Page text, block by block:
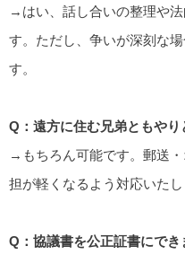
→はい、話し合いの整理や
す。ただし、争いが深刻な
す。
Q：遠方に住む兄弟ともやり
→もちろん可能です。郵送
担が軽くなるよう対応いたし
Q：協議書を公正証書にでき